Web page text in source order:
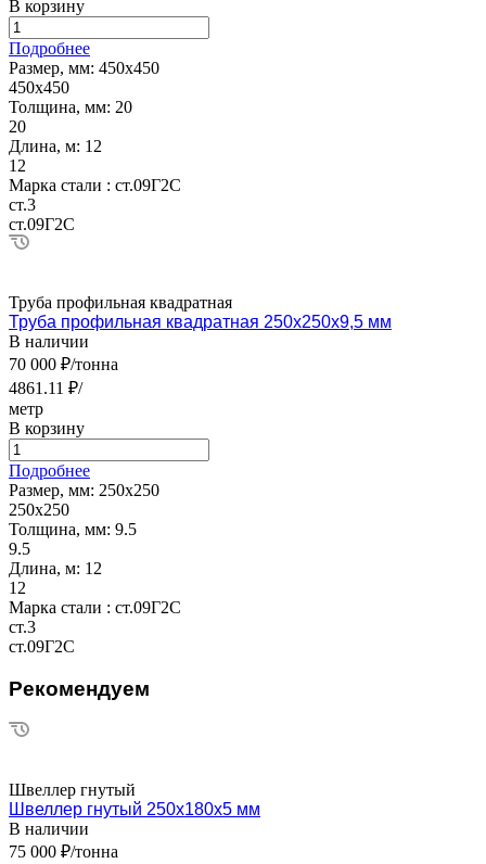
В корзину
Подробнее
Размер, мм: 450х450
450х450
Толщина, мм: 20
20
Длина, м: 12
12
Марка стали : ст.09Г2С
ст.3
ст.09Г2С
Труба профильная квадратная
Труба профильная квадратная 250х250х9,5 мм
В наличии
70 000 ₽/тонна
4861.11 ₽/
метр
В корзину
Подробнее
Размер, мм: 250х250
250х250
Толщина, мм: 9.5
9.5
Длина, м: 12
12
Марка стали : ст.09Г2С
ст.3
ст.09Г2С
Рекомендуем
Швеллер гнутый
Швеллер гнутый 250х180х5 мм
В наличии
75 000 ₽/тонна